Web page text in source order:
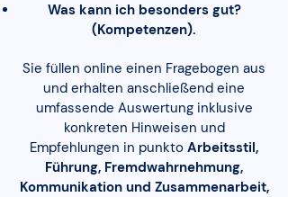
Was kann ich besonders gut?
(Kompetenzen).
Sie füllen online einen Fragebogen aus
und erhalten anschließend eine
umfassende Auswertung inklusive
konkreten Hinweisen und
Empfehlungen in punkto Arbeitsstil,
Führung, Fremdwahrnehmung,
Kommunikation und Zusammenarbeit,